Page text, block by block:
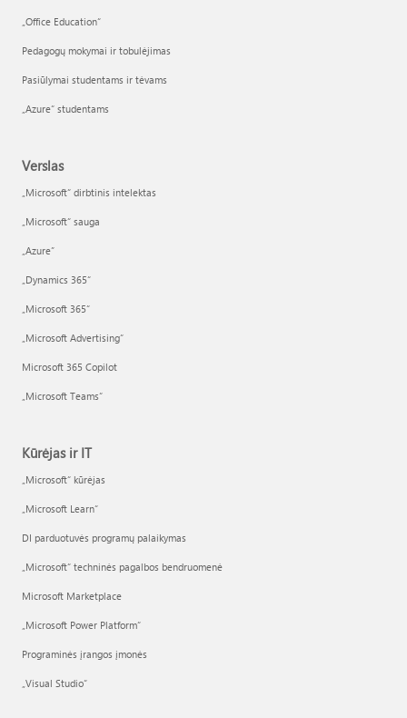
„Office Education“
Pedagogų mokymai ir tobulėjimas
Pasiūlymai studentams ir tėvams
„Azure“ studentams
Verslas
„Microsoft“ dirbtinis intelektas
„Microsoft“ sauga
„Azure”
„Dynamics 365“
„Microsoft 365“
„Microsoft Advertising“
Microsoft 365 Copilot
„Microsoft Teams“
Kūrėjas ir IT
„Microsoft“ kūrėjas
„Microsoft Learn“
DI parduotuvės programų palaikymas
„Microsoft“ techninės pagalbos bendruomenė
Microsoft Marketplace
„Microsoft Power Platform“
Programinės įrangos įmonės
„Visual Studio“